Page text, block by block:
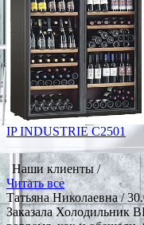
IP INDUSTRIE C2501
Наши клиенты /
Читать все
Татьяна Николаевна/
Заказала Холодильник